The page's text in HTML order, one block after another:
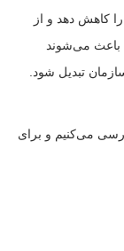
کاهش دهد و از
باعث می‌شوند
تبدیل شود.
می‌کنیم و برای